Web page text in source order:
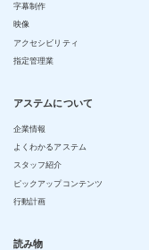
字幕制作
映像
アクセシビリティ
指定管理業
アステムについて
企業情報
よくわかるアステム
スタッフ紹介
ピックアップコンテンツ
行動計画
読み物